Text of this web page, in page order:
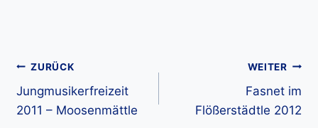
Beitragsnavigation
ZURÜCK
Jungmusikerfreizeit
2011 – Moosenmättle
WEITER
Fasnet im
Flößerstädtle 2012